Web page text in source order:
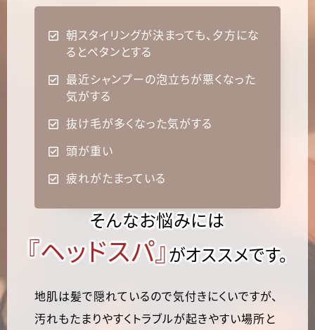

朝スタイリングが決まっても、夕方にな
るとペタンとする

最近シャンプーの泡立ちが悪くなった
気がする
 抜け毛が多くなった気がする
 頭が重い
 疲れがたまっている
そんなお悩みには
『ヘッドスパ』がオススメです。
地肌は髪で隠れているので気付きにくいですが、
汚れもたまりやすくトラブルが起きやすい場所と